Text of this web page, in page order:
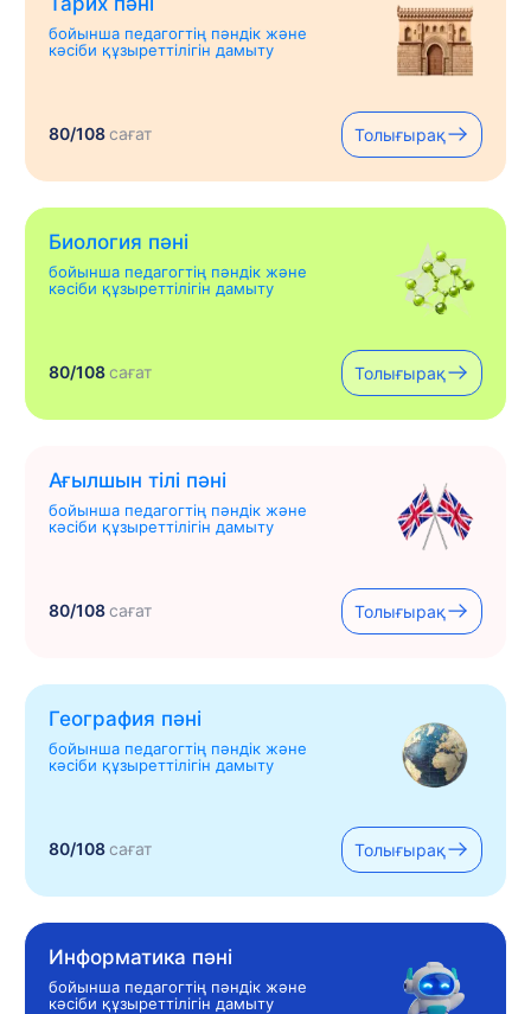
бойынша педагогтің пәндік және
кәсіби құзыреттілігін дамыту
80/108сағат Толығырақ
Биология пәні
бойынша педагогтің пәндік және
кәсіби құзыреттілігін дамыту
80/108сағат Толығырақ
Ағылшын тілі пәні
бойынша педагогтің пәндік және
кәсіби құзыреттілігін дамыту
80/108сағат Толығырақ
География пәні
бойынша педагогтің пәндік және
кәсіби құзыреттілігін дамыту
80/108сағат Толығырақ
Информатика пәні
бойынша педагогтің пәндік және
кәсіби құзыреттілігін дамыту